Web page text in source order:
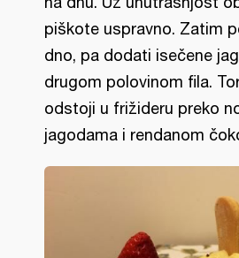
piškote uspravno. Zatim
dno, pa dodati isečene
drugom polovinom fila.
odstoji u frižideru preko
jagodama i rendanom